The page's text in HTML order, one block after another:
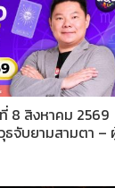
8 สิงหาคม 2569
ธจับยามสามตา –